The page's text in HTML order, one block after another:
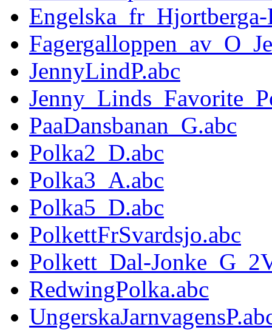
JennyLindP.abc
PaaDansbanan_G.abc
Polka2_D.abc
Polka3_A.abc
Polka5_D.abc
PolkettFrSvardsjo.abc
Polkett_Dal-
RedwingPolka.abc